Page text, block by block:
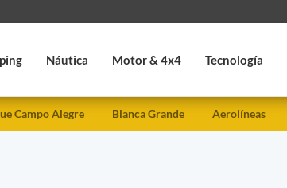
Náutica Motor & 4x4 Tecnología
Campo Alegre Blanca Grande Aerolíneas